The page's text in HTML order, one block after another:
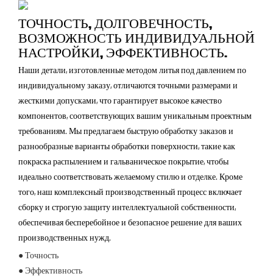
ТОЧНОСТЬ, ДОЛГОВЕЧНОСТЬ,
ВОЗМОЖНОСТЬ ИНДИВИДУАЛЬНОЙ
НАСТРОЙКИ, ЭФФЕКТИВНОСТЬ.
Наши детали, изготовленные методом литья под давлением по
индивидуальному заказу, отличаются точными размерами и
жесткими допусками, что гарантирует высокое качество
компонентов, соответствующих вашим уникальным проектным
требованиям. Мы предлагаем быструю обработку заказов и
разнообразные варианты обработки поверхности, такие как
покраска распылением и гальваническое покрытие, чтобы
идеально соответствовать желаемому стилю и отделке. Кроме
того, наш комплексный производственный процесс включает
сборку и строгую защиту интеллектуальной собственности,
обеспечивая бесперебойное и безопасное решение для ваших
производственных нужд.
● Точность
● Эффективность